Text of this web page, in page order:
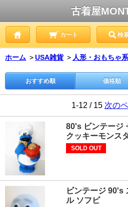
古着屋
カート 検
ホーム ＞USA雑貨 ＞ 人形・おもちゃ系
おすすめ順 価格順
1-12 / 15 次の
80's ビンテージ
クッキーモンス
SOLD OUT
ビンテージ 90's
ル ソフビ